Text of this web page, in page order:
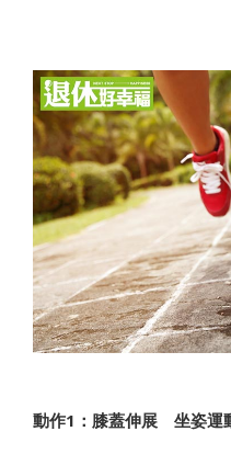
動作1：膝蓋伸展 坐姿運